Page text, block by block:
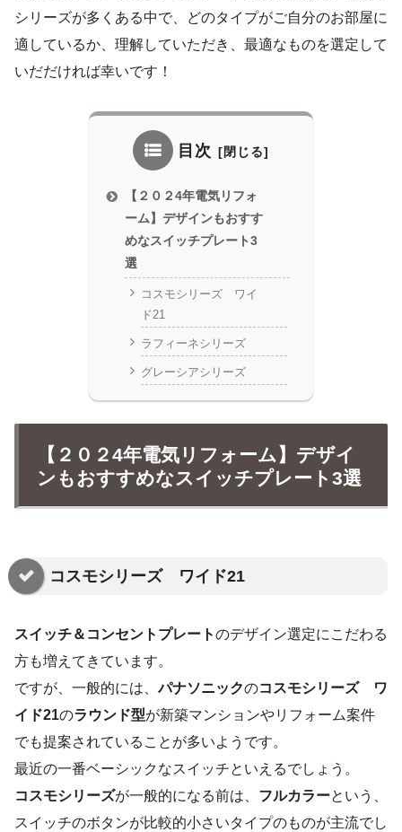
シリーズが多くある中で、どのタイプがご自分のお部屋に
適しているか、理解していただき、最適なものを選定して
いだだければ幸いです！
目次
【２０２4年電気リフォ
ーム】デザインもおすす
めなスイッチプレート3
選
コスモシリーズ ワイ
ド21
ラフィーネシリーズ
グレーシアシリーズ
【２０２4年電気リフォーム】デザイ
ンもおすすめなスイッチプレート3選
コスモシリーズ ワイド21
スイッチ＆コンセントプレートのデザイン選定にこだわる
方も増えてきています。
ですが、一般的には、パナソニックのコスモシリーズ ワ
イド21のラウンド型が新築マンションやリフォーム案件
でも提案されていることが多いようです。
最近の一番ベーシックなスイッチといえるでしょう。
コスモシリーズが一般的になる前は、 フルカラーという、
スイッチのボタンが比較的小さいタイプのものが主流でし